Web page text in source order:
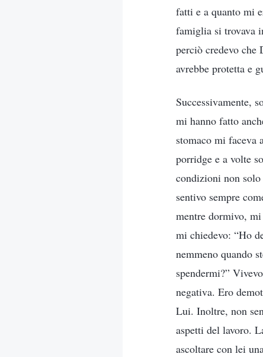
fatti e a quanto mi
famiglia si trovava
perciò credevo
avrebbe protetta e
Successivamente,
mi hanno fatto
stomaco mi faceva
porridge e a volte
condizioni non
sentivo sempre
mentre dormivo,
mi chiedevo: “Ho
nemmeno quando
spendermi?”
negativa. Ero
Lui. Inoltre, non
aspetti del lavoro.
ascoltare con lei